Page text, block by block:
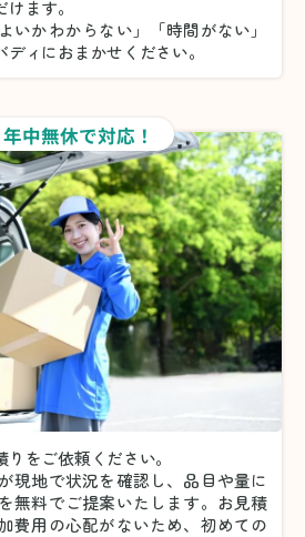
ます。
いかわからない」「時間がない」
ィにおまかせください。
中無休で対応！
をご依頼ください。
現地で状況を確認し、品目や量に
無料でご提案いたします。お見積
費用の心配がないため、初めての